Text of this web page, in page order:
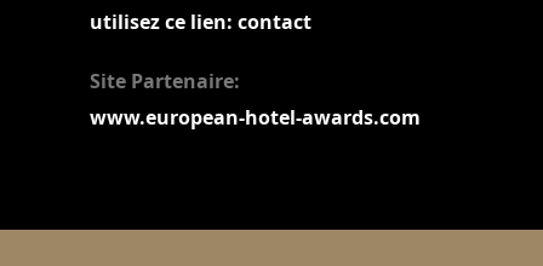
utilisez ce lien: contact
Site Partenaire:
www.european-hotel-awards.com